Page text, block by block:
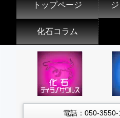
トップページ
化石コラム
電話：050-3550-